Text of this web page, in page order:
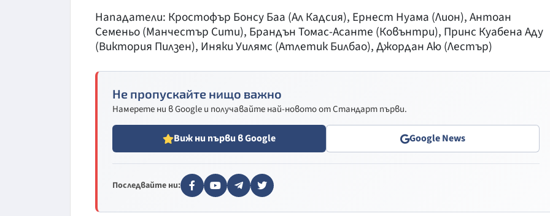
Нападатели: Кростофър Бонсу Баа (Ал Кадсия), Ернест Нуама (Лион), Антоан
Семеньо (Манчестър Сити), Брандън Томас-Асанте (Ковънтри), Принс Куабена Аду
(Виктория Пилзен), Иняки Уилямс (Атлетик Билбао), Джордан Аю (Лестър)
Не пропускайте нищо важно
Намерете ни в Google и получавайте най-новото от Стандарт първи.
Виж ни първи в Google Google News
Последвайте ни: